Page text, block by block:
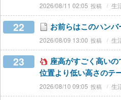
2026/08/11 02:05 生
22 お前らはこのハン
2026/08/09 13:00 生
23
座高がすごく高い
位置より低い高さのテ
2026/08/10 09:05 生